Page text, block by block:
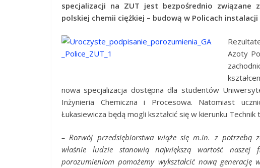
specjalizacji na ZUT jest bezpośrednio
polskiej chemii ciężkiej – budową w Policach
Azoty
nowa specjalizacja dostępna dla studentów
Inżynieria Chemiczna i Procesowa. Natomiast
Łukasiewicza będą mogli kształcić się w kierunku Technik
– Rozwój przedsiębiorstwa wiąże się m.in. z potrzebą
właśnie ludzie stanowią największą wartość
porozumieniom pomożemy wykształcić nową